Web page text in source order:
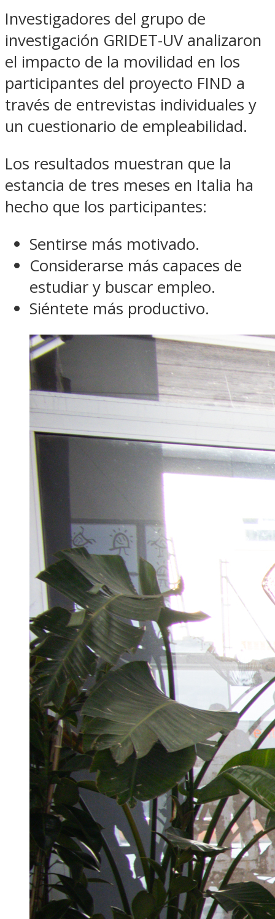
Investigadores del grupo de
investigación GRIDET-UV analizaron
el impacto de la movilidad en los
participantes del proyecto FIND a
través de entrevistas individuales y
un cuestionario de empleabilidad.
Los resultados muestran que la
estancia de tres meses en Italia ha
hecho que los participantes:
Sentirse más motivado.
Considerarse más capaces de
estudiar y buscar empleo.
Siéntete más productivo.